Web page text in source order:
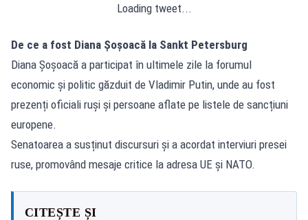
Loading tweet...
De ce a fost Diana Șoșoacă la Sankt Petersburg
Diana Șoșoacă a participat în ultimele zile la forumul
economic și politic găzduit de Vladimir Putin, unde au fost
prezenți oficiali ruși și persoane aflate pe listele de sancțiuni
europene.
Senatoarea a susținut discursuri și a acordat interviuri presei
ruse, promovând mesaje critice la adresa UE și NATO.
CITEȘTE ȘI